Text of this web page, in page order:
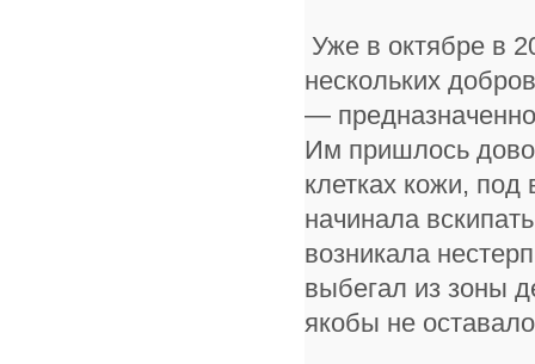
Уже в октябре в
нескольких
—
Им пришлось
клетках кожи, под
начинала
возникала
выбегал из зоны
якобы не